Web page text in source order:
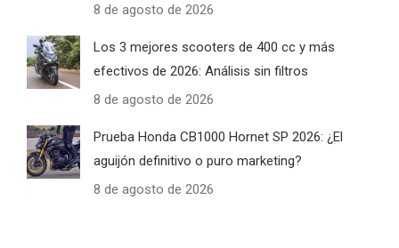
8 de agosto de 2026
Los 3 mejores scooters de 400 cc y más
efectivos de 2026: Análisis sin filtros
8 de agosto de 2026
Prueba Honda CB1000 Hornet SP 2026: ¿El
aguijón definitivo o puro marketing?
8 de agosto de 2026